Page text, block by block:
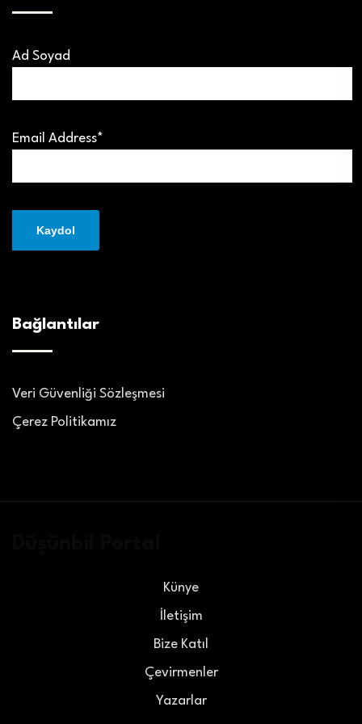
Ad Soyad
Email Address*
Bağlantılar
Veri Güvenliği Sözleşmesi
Çerez Politikamız
Künye
İletişim
Bize Katıl
Çevirmenler
Yazarlar